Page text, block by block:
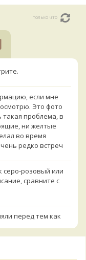
только что
если мне
Это фото
такая проблема, в
ни желтые
во время
редко встреч
серо-розовый или
сравните с
перед тем как